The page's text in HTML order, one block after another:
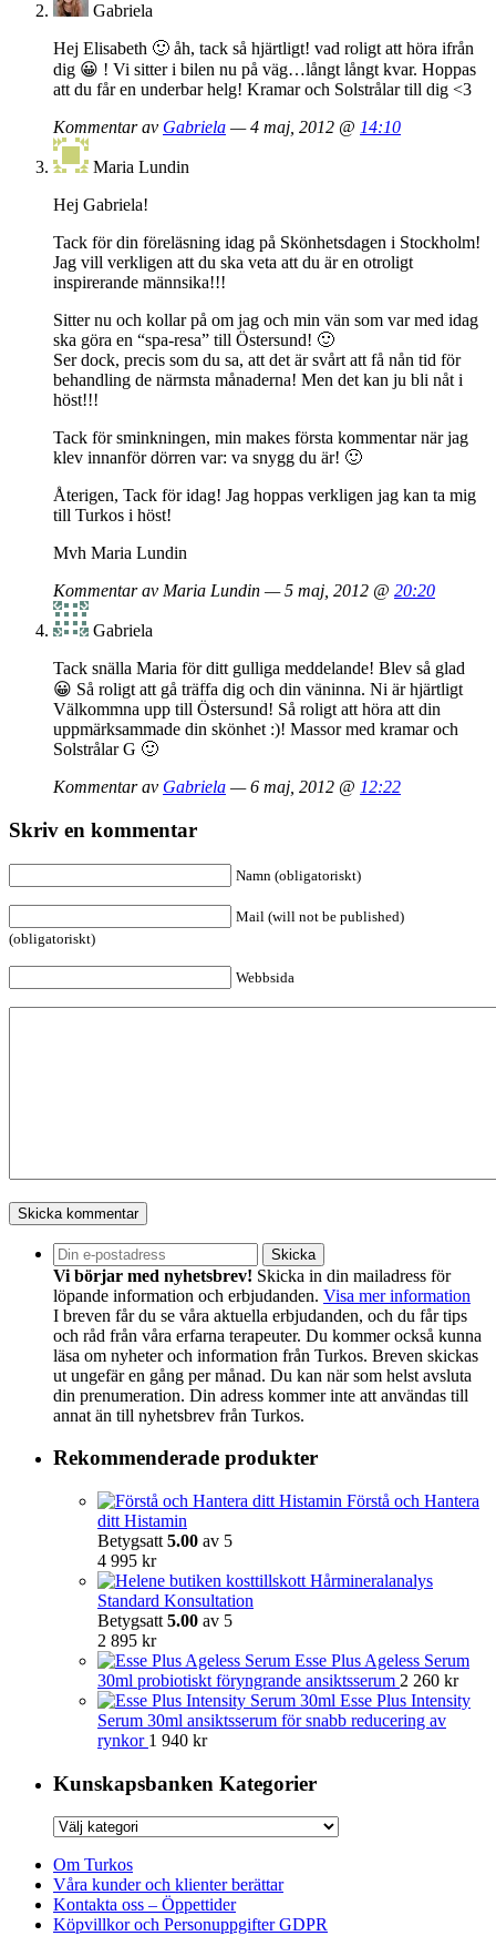
Gabriela
Hej Elisabeth 🙂 åh, tack så hjärtligt! vad roligt att höra ifrån
dig 😀 ! Vi sitter i bilen nu på väg…långt långt kvar. Hoppas
att du får en underbar helg! Kramar och Solstrålar till dig <3
Kommentar av Gabriela — 4 maj, 2012 @ 14:10
Maria Lundin
Hej Gabriela!
Tack för din föreläsning idag på Skönhetsdagen i Stockholm!
Jag vill verkligen att du ska veta att du är en otroligt
inspirerande männsika!!!
Sitter nu och kollar på om jag och min vän som var med idag
ska göra en “spa-resa” till Östersund! 🙂
Ser dock, precis som du sa, att det är svårt att få nån tid för
behandling de närmsta månaderna! Men det kan ju bli nåt i
höst!!!
Tack för sminkningen, min makes första kommentar när jag
klev innanför dörren var: va snygg du är! 🙂
Återigen, Tack för idag! Jag hoppas verkligen jag kan ta mig
till Turkos i höst!
Mvh Maria Lundin
Kommentar av Maria Lundin — 5 maj, 2012 @ 20:20
Gabriela
Tack snälla Maria för ditt gulliga meddelande! Blev så glad
😀 Så roligt att gå träffa dig och din väninna. Ni är hjärtligt
Välkommna upp till Östersund! Så roligt att höra att din
uppmärksammade din skönhet :)! Massor med kramar och
Solstrålar G 🙂
Kommentar av Gabriela — 6 maj, 2012 @ 12:22
Skriv en kommentar
Namn (obligatoriskt)
Mail (will not be published)
(obligatoriskt)
Webbsida
Vi börjar med nyhetsbrev! Skicka in din mailadress för
löpande information och erbjudanden. Visa mer information
I breven får du se våra aktuella erbjudanden, och du får tips
och råd från våra erfarna terapeuter. Du kommer också kunna
läsa om nyheter och information från Turkos. Breven skickas
ut ungefär en gång per månad. Du kan när som helst avsluta
din prenumeration. Din adress kommer inte att användas till
annat än till nyhetsbrev från Turkos.
Rekommenderade produkter
Förstå och Hantera
ditt Histamin
Betygsatt 5.00 av 5
4 995 kr
Hårmineralanalys
Standard Konsultation
Betygsatt 5.00 av 5
2 895 kr
Esse Plus Ageless Serum
30ml probiotiskt föryngrande ansiktsserum 2 260 kr
Esse Plus Intensity
Serum 30ml ansiktsserum för snabb reducering av
rynkor 1 940 kr
Kunskapsbanken Kategorier
Kunskapsbanken
Om Turkos
Våra kunder och klienter berättar
Kontakta oss – Öppettider
Köpvillkor och Personuppgifter GDPR